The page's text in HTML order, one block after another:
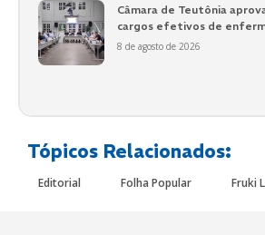
Câmara de Teutônia
cargos efetivos de
8 de agosto de 2026
Tópicos Relacionados:
Editorial Folha Popular Fruki